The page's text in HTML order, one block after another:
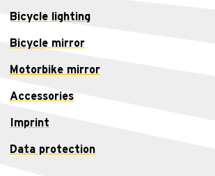
Bicycle lighting
Bicycle mirror
Motorbike mirror
Accessories
Imprint
Data protection